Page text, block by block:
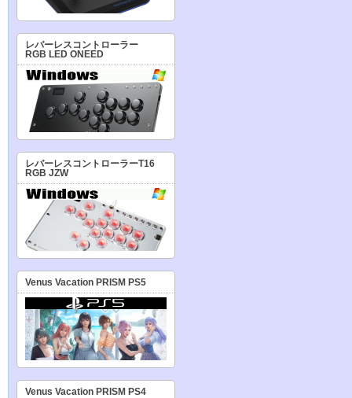
レバーレスコントローラー
RGB LED ONEED
レバーレスコントローラーT16
RGB JZW
Venus Vacation PRISM PS5
Venus Vacation PRISM PS4